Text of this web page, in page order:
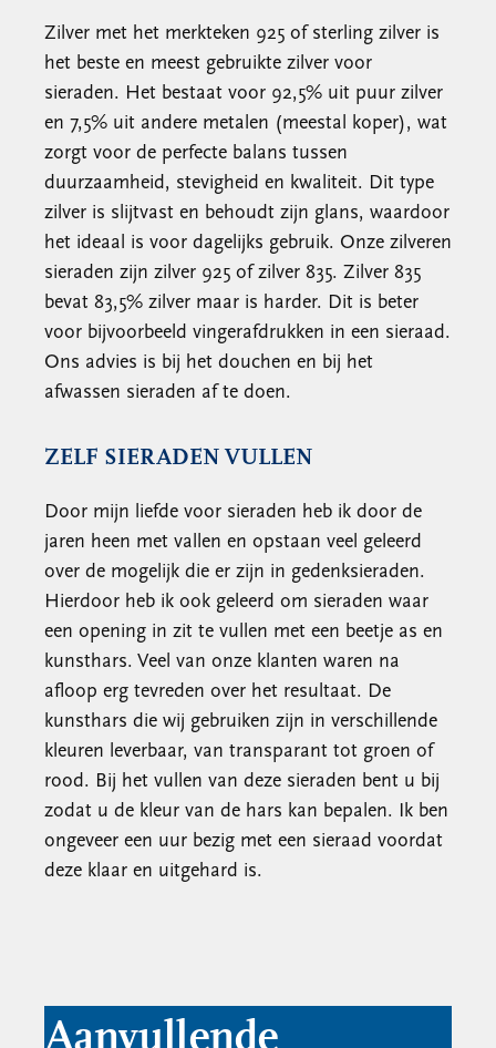
Zilver met het merkteken 925 of sterling zilver is
het beste en meest gebruikte zilver voor
sieraden. Het bestaat voor 92,5% uit puur zilver
en 7,5% uit andere metalen (meestal koper), wat
zorgt voor de perfecte balans tussen
duurzaamheid, stevigheid en kwaliteit. Dit type
zilver is slijtvast en behoudt zijn glans, waardoor
het ideaal is voor dagelijks gebruik. Onze zilveren
sieraden zijn zilver 925 of zilver 835. Zilver 835
bevat 83,5% zilver maar is harder. Dit is beter
voor bijvoorbeeld vingerafdrukken in een sieraad.
Ons advies is bij het douchen en bij het
afwassen sieraden af te doen.
ZELF SIERADEN VULLEN
Door mijn liefde voor sieraden heb ik door de
jaren heen met vallen en opstaan veel geleerd
over de mogelijk die er zijn in gedenksieraden.
Hierdoor heb ik ook geleerd om sieraden waar
een opening in zit te vullen met een beetje as en
kunsthars. Veel van onze klanten waren na
afloop erg tevreden over het resultaat. De
kunsthars die wij gebruiken zijn in verschillende
kleuren leverbaar, van transparant tot groen of
rood. Bij het vullen van deze sieraden bent u bij
zodat u de kleur van de hars kan bepalen. Ik ben
ongeveer een uur bezig met een sieraad voordat
deze klaar en uitgehard is.
Aanvullende